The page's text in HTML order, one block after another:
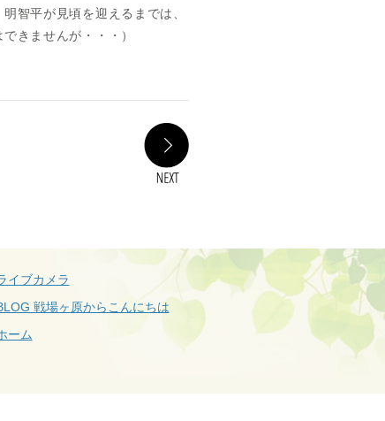
智平が見頃を迎えるまでは、
きませんが・・・）
イブカメラ
戦場ヶ原からこんにちは
ーム